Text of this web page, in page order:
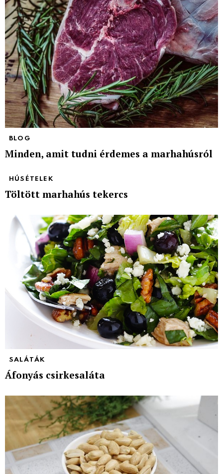
BLOG
Minden, amit tudni érdemes a marhahúsról
HÚSÉTELEK
Töltött marhahús tekercs
SALÁTÁK
Áfonyás csirkesaláta